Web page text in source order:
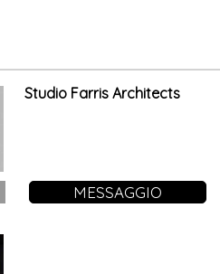
Studio Farris Architects
MESSAGGIO